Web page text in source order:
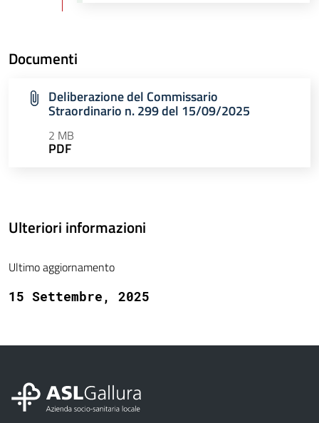
Documenti
Deliberazione del Commissario
Straordinario n. 299 del 15/09/2025
2 MB
PDF
Ulteriori informazioni
Ultimo aggiornamento
15 Settembre, 2025